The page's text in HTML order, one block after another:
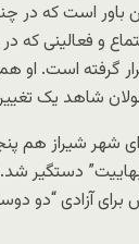
باور است که در
و فعالینی که
گرفته است. او
شاهد یک
دستگیر
آزادی “دو